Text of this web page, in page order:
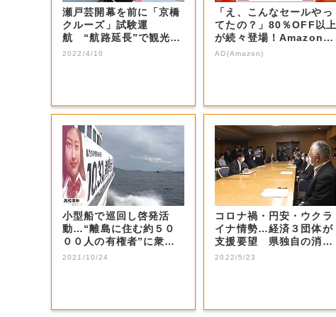
瀬戸芸開幕を前に「京橋
クルーズ」試験運
航 “航路延長”で観光客
を岡山市内へ取り込...
2022/4/10
「え、こんなセールやっ
てたの？」80％OFF以上
が続々登場！Amazonの
本気が...
AD(Amazon)
小型船で巡回し啓発活
動…“離島に住む約５０
００人の有権者”に衆院
選の投票を呼びか...
2021/10/24
コロナ禍・円安・ウクラ
イナ情勢…経済３団体が
支援要望 県独自の消費
喚起策を【岡山...
2022/5/23